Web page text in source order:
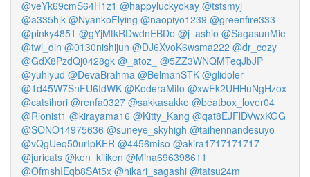
@veYk69cmS64H1z1 @happyluckyokay @tstsmyj
@a335hjk @NyankoFlying @naopiyo1239 @greenfire333
@pinky4851 @gYjMtkRDwdnEBDe @j_ashio @SagasunMie
@twi_din @0130nishijun @DJ6XvoK6wsma222 @dr_cozy
@GdX8PzdQj0428gk @_atoz_ @5ZZ3WNQMTeqJbJP
@yuhiyud @DevaBrahma @BelmanSTK @glidoler
@1d45W7SnFU6IdWK @KoderaMito @xwFk2UHHuNgHzox
@catsihori @renfa0327 @sakkasakko @beatbox_lover04
@Rionist1 @kirayama16 @Kitty_Kang @qat8EJFlDVwxKGG
@SONO14975636 @suneye_skyhigh @taihennandesuyo
@vQgUeq50urIpKER @4456miso @akira1717171717
@juricats @ken_kiliken @Mina696398611
@OfmshIEqb8SAt5x @hikari_sagashi @tatsu24m